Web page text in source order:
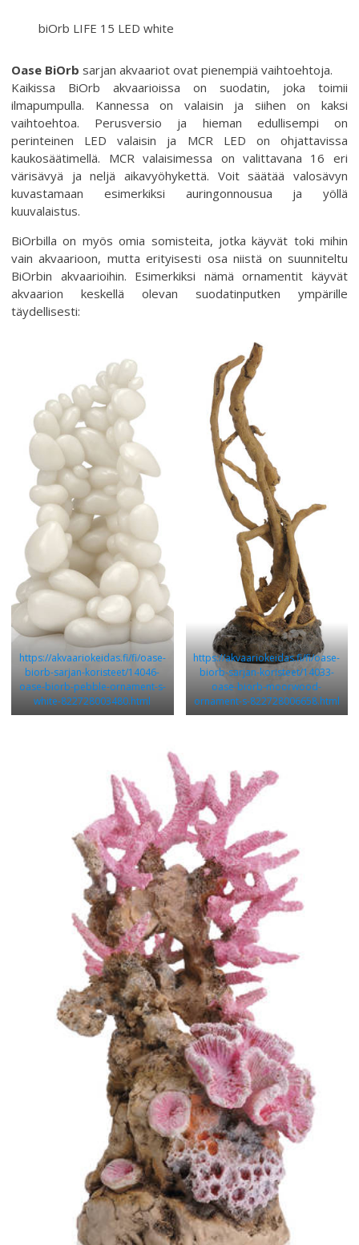
biOrb LIFE 15 LED white
Oase BiOrb sarjan akvaariot ovat pienempiä vaihtoehtoja.
Kaikissa BiOrb akvaarioissa on suodatin, joka toimii
ilmapumpulla. Kannessa on valaisin ja siihen on kaksi
vaihtoehtoa. Perusversio ja hieman edullisempi on
perinteinen LED valaisin ja MCR LED on ohjattavissa
kaukosäätimellä. MCR valaisimessa on valittavana 16 eri
värisävyä ja neljä aikavyöhykettä. Voit säätää valosävyn
kuvastamaan esimerkiksi auringonnousua ja yöllä
kuuvalaistus.
BiOrbilla on myös omia somisteita, jotka käyvät toki mihin
vain akvaarioon, mutta erityisesti osa niistä on suunniteltu
BiOrbin akvaarioihin. Esimerkiksi nämä ornamentit käyvät
akvaarion keskellä olevan suodatinputken ympärille
täydellisesti:
https://akvaariokeidas.fi/fi/oase-
biorb-sarjan-koristeet/14046-
oase-biorb-pebble-ornament-s-
white-822728003480.html
https://akvaariokeidas.fi/fi/oase-
biorb-sarjan-koristeet/14033-
oase-biorb-moorwood-
ornament-s-822728006658.html